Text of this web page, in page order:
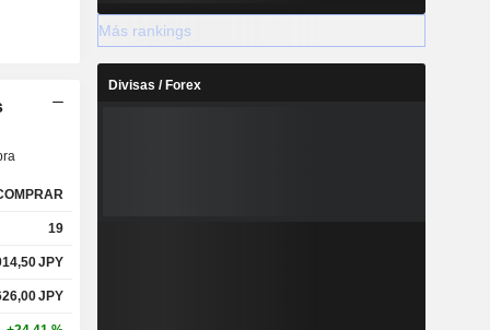
19
JPY
JPY
Más rankings
Divisas / Forex